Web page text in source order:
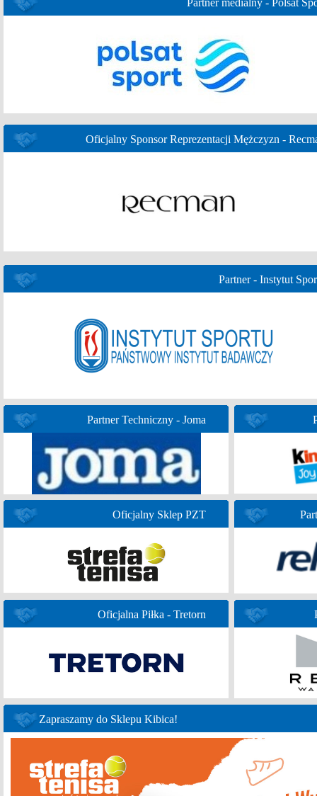
Partner medialny - Polsat
Oficjalny Sponsor Reprezentacji Mężczyzn -
Partner - Instytut
Partner Techniczny - Joma
Oficjalny Sklep PZT
Oficjalna Piłka - Tretorn
Zapraszamy do Sklepu Kibica!